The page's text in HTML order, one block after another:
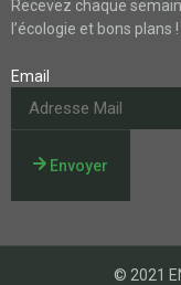
Recevez chaque
l’écologie et bons plans !
Email
Envoyer
© 2021